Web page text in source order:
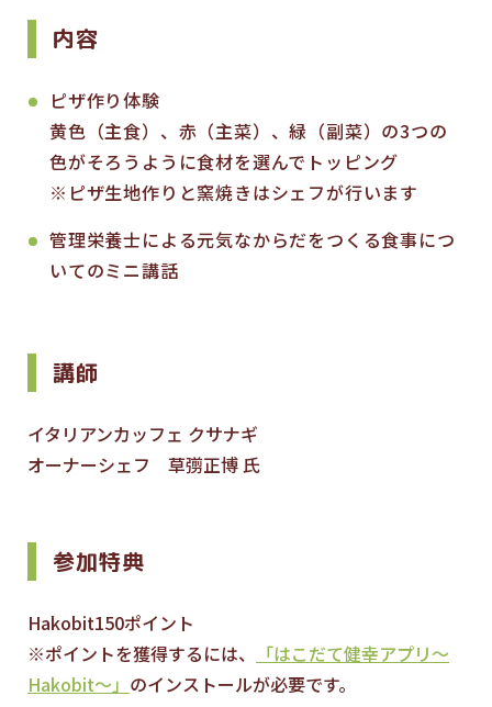
内容
ピザ作り体験
黄色（主食）、赤（主菜）、緑（副菜）の3つの
色がそろうように食材を選んでトッピング
※ピザ生地作りと窯焼きはシェフが行います
管理栄養士による元気なからだをつくる食事につ
いてのミニ講話
講師
イタリアンカッフェ クサナギ
オーナーシェフ 草彅正博 氏
参加特典
Hakobit150ポイント
※ポイントを獲得するには、
「はこだて健幸アプリ～
Hakobit～」 のインストールが必要です。